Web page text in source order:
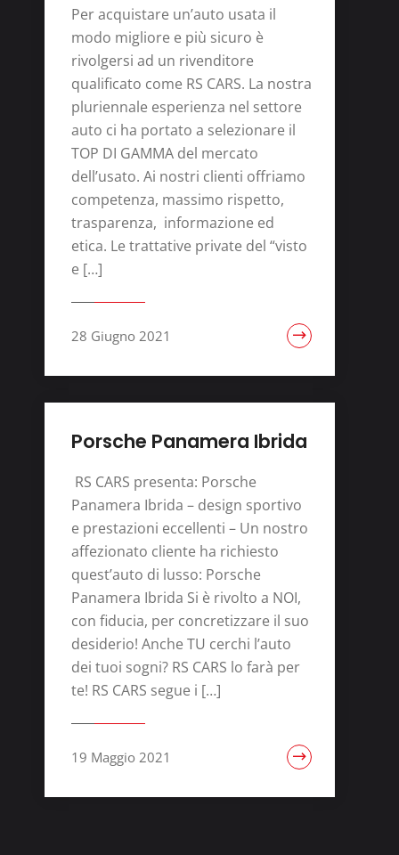
Per acquistare un’auto usata il
modo migliore e più sicuro è
rivolgersi ad un rivenditore
qualificato come RS CARS. La nostra
pluriennale esperienza nel settore
auto ci ha portato a selezionare il
TOP DI GAMMA del mercato
dell’usato. Ai nostri clienti offriamo
competenza, massimo rispetto,
trasparenza, informazione ed
etica. Le trattative private del “visto
e […]
28 Giugno 2021
Porsche Panamera Ibrida
RS CARS presenta: Porsche
Panamera Ibrida – design sportivo
e prestazioni eccellenti – Un nostro
affezionato cliente ha richiesto
quest’auto di lusso: Porsche
Panamera Ibrida Si è rivolto a NOI,
con fiducia, per concretizzare il suo
desiderio! Anche TU cerchi l’auto
dei tuoi sogni? RS CARS lo farà per
te! RS CARS segue i […]
19 Maggio 2021